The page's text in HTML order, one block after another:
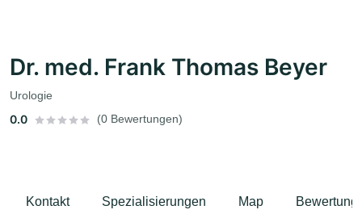
Dr. med. Frank Thomas Beyer
Urologie
0.0 (0 Bewertungen)
Kontakt Spezialisierungen Map